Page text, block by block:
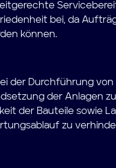
bei, da
können.
der Durchführung
der Anlagen
der Bauteile sowie
zu